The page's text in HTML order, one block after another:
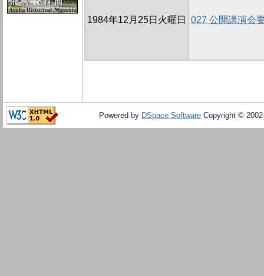
1984年12月25日火曜日 027 公開講演会
Powered by DSpace Software Copyright ©